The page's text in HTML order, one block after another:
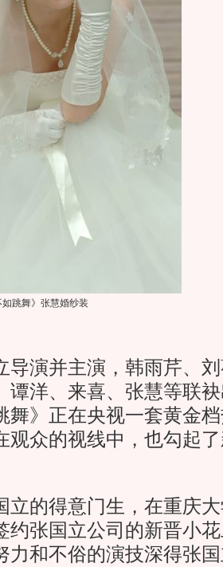
如跳舞》张慧婚纱装
演并主演，韩雨芹、刘
谭洋、来喜、张慧等联
舞》正在央视一套黄金
观众的视线中，也勾起
的得意门生，在重庆大
约张国立公司的新晋小
力和不俗的演技深得张